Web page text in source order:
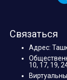
Связаться
Адрес:
10, 17, 19,